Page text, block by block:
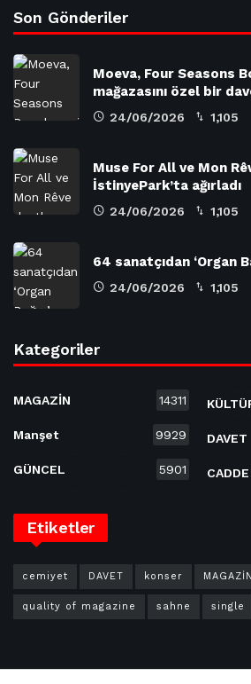
Son Gönderiler
Moeva, Four Seasons
mağazasını özel bir
24/06/2026 1,105
Muse For All ve Mon
İstinyePark’ta ağırladı
24/06/2026 1,105
64 sanatçıdan ‘Organ
24/06/2026 1,105
Kategoriler
MAGAZİN 14311
Manşet 9929
GÜNCEL 5901
DAVET
CADDE
Etiketler
cemiyet DAVET konser MAGAZİN
quality of magazine sahne single